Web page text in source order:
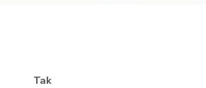
Tak